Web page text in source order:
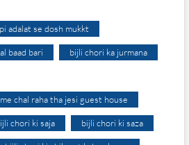
adalat se dosh mukkt
baad bari bijli chori ka jurmana
chal raha tha jesi guest house
chori ki saja bijli chori ki saza